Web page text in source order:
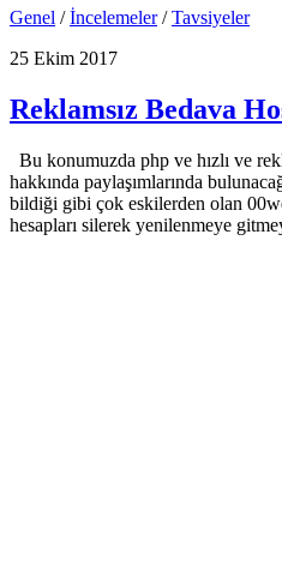
Genel /İncelemeler/Tavsiyeler
25 Ekim 2017
Reklamsız Bedava
Bu konumuzda php ve hızlı ve
hakkında paylaşımlarında
bildiği gibi çok eskilerden olan
hesapları silerek yenilenmeye